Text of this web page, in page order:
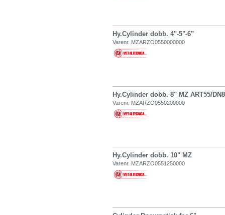
Hy.Cylinder dobb. 4"-5"-6"
Varenr. MZARZO0550000000
Hy.Cylinder dobb. 8" MZ ART55/DN8
Varenr. MZARZO0550200000
Hy.Cylinder dobb. 10" MZ
Varenr. MZARZO0551250000